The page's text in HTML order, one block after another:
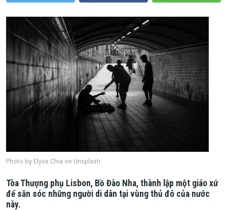
Photo by Elyse Chia on Unsplash
Tòa Thượng phụ Lisbon, Bồ Đào Nha, thành lập một giáo xứ
để săn sóc những người di dân tại vùng thủ đô của nước
này.